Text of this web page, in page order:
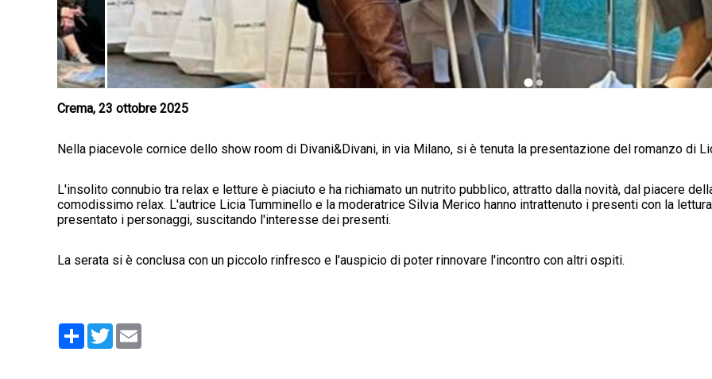
Crema, 23 ottobre 2025
Nella piacevole cornice dello show room di Divani&Divani, in via Milano, si è tenuta la presentazione del romanzo di
L'insolito connubio tra relax e letture è piaciuto e ha richiamato un nutrito pubblico, attratto dalla novità, dal piacere
comodissimo relax. L'autrice Licia Tumminello e la moderatrice Silvia Merico hanno intrattenuto i presenti con la
presentato i personaggi, suscitando l'interesse dei presenti.
La serata si è conclusa con un piccolo rinfresco e l'auspicio di poter rinnovare l'incontro con altri ospiti.
Condividi
Twitter